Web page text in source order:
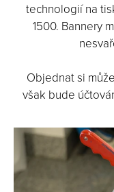
technologií na
1500. Bannery
Objednat si
však bude